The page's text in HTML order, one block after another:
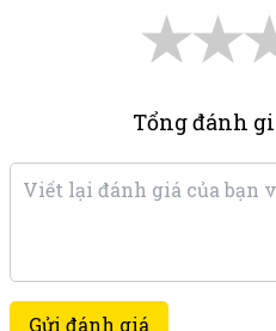
★
★
Tổng đánh
Gửi đánh giá